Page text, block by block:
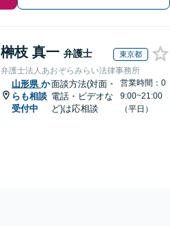
榊枝 真一 弁護士 東京都
弁護士法人あおぞらみらい法律事務所
山形県 か
らも相談
受付中
面談方法(対面・
電話・ビデオな
ど)は応相談
営業時間：0
9:00~21:00
（平日）